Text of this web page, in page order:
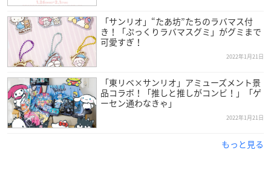
「サンリオ」“たあ坊”たちのラバマス付
き！「ぷっくりラバマスグミ」がグミまで
可愛すぎ！
2022年1月21日
「東リベ×サンリオ」アミューズメント景
品コラボ！「推しと推しがコンビ！」「ゲ
ーセン通わなきゃ」
2022年1月21日
もっと見る